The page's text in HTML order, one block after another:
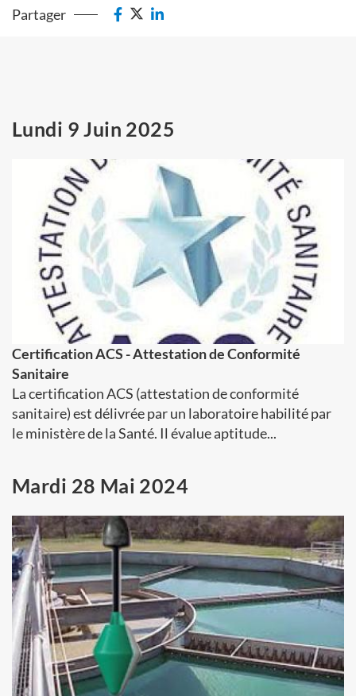
Partager
Lundi 9 Juin 2025
Certification ACS - Attestation de Conformité
Sanitaire
La certification ACS (attestation de conformité
sanitaire) est délivrée par un laboratoire habilité par
le ministère de la Santé. Il évalue aptitude...
Mardi 28 Mai 2024